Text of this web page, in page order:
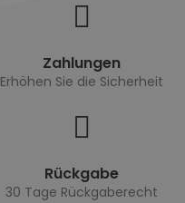
Zahlungen
Erhöhen Sie die Sicherheit
Rückgabe
30 Tage Rückgaberecht